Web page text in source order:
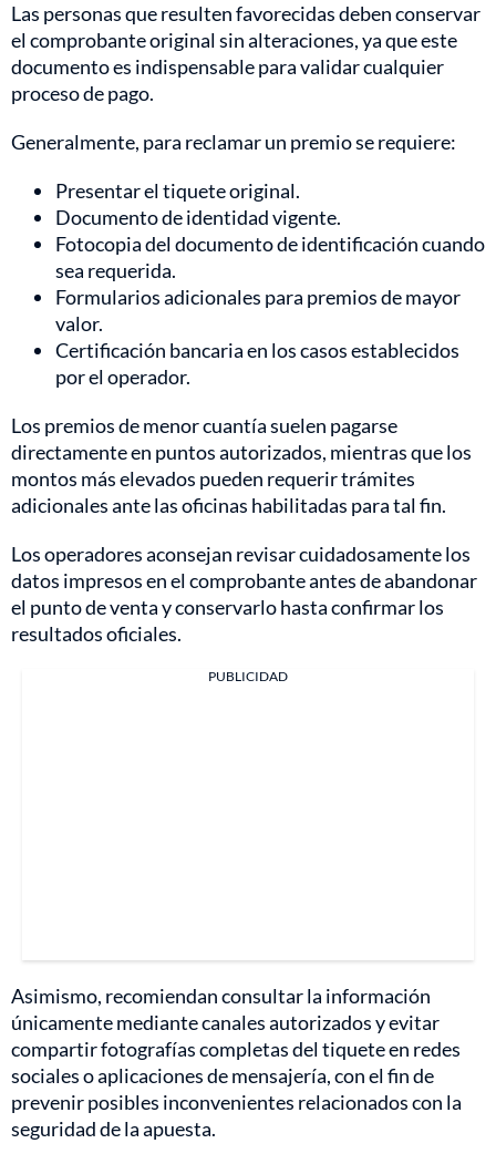
Las personas que resulten favorecidas deben conservar
el comprobante original sin alteraciones, ya que este
documento es indispensable para validar cualquier
proceso de pago.
Generalmente, para reclamar un premio se requiere:
Presentar el tiquete original.
Documento de identidad vigente.
Fotocopia del documento de identificación cuando
sea requerida.
Formularios adicionales para premios de mayor
valor.
Certificación bancaria en los casos establecidos
por el operador.
Los premios de menor cuantía suelen pagarse
directamente en puntos autorizados, mientras que los
montos más elevados pueden requerir trámites
adicionales ante las oficinas habilitadas para tal fin.
Los operadores aconsejan revisar cuidadosamente los
datos impresos en el comprobante antes de abandonar
el punto de venta y conservarlo hasta confirmar los
resultados oficiales.
PUBLICIDAD
Asimismo, recomiendan consultar la información
únicamente mediante canales autorizados y evitar
compartir fotografías completas del tiquete en redes
sociales o aplicaciones de mensajería, con el fin de
prevenir posibles inconvenientes relacionados con la
seguridad de la apuesta.